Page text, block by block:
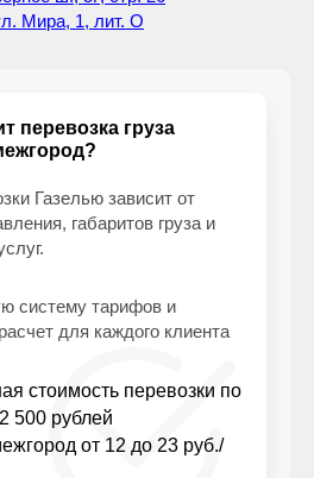
Мира, 1, лит. О
перевозка груза
Газелью зависит от
габаритов груза и
систему тарифов и
для каждого клиента
стоимость перевозки по
500 рублей
от 12 до 23 руб./